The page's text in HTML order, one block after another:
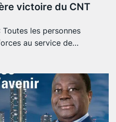
victoire du CNT
les personnes
au service de…